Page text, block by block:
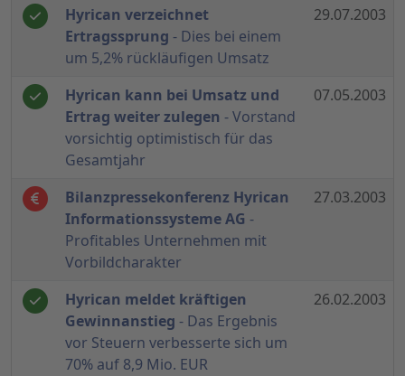
Hyrican verzeichnet
Ertragssprung - Dies bei einem
um 5,2% rückläufigen Umsatz
29.07.2003
Hyrican kann bei Umsatz und
Ertrag weiter zulegen - Vorstand
vorsichtig optimistisch für das
Gesamtjahr
07.05.2003
Bilanzpressekonferenz Hyrican
Informationssysteme AG -
Profitables Unternehmen mit
Vorbildcharakter
27.03.2003
Hyrican meldet kräftigen
Gewinnanstieg - Das Ergebnis
vor Steuern verbesserte sich um
70% auf 8,9 Mio. EUR
26.02.2003